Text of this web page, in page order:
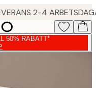
2-4
50% RABATT*